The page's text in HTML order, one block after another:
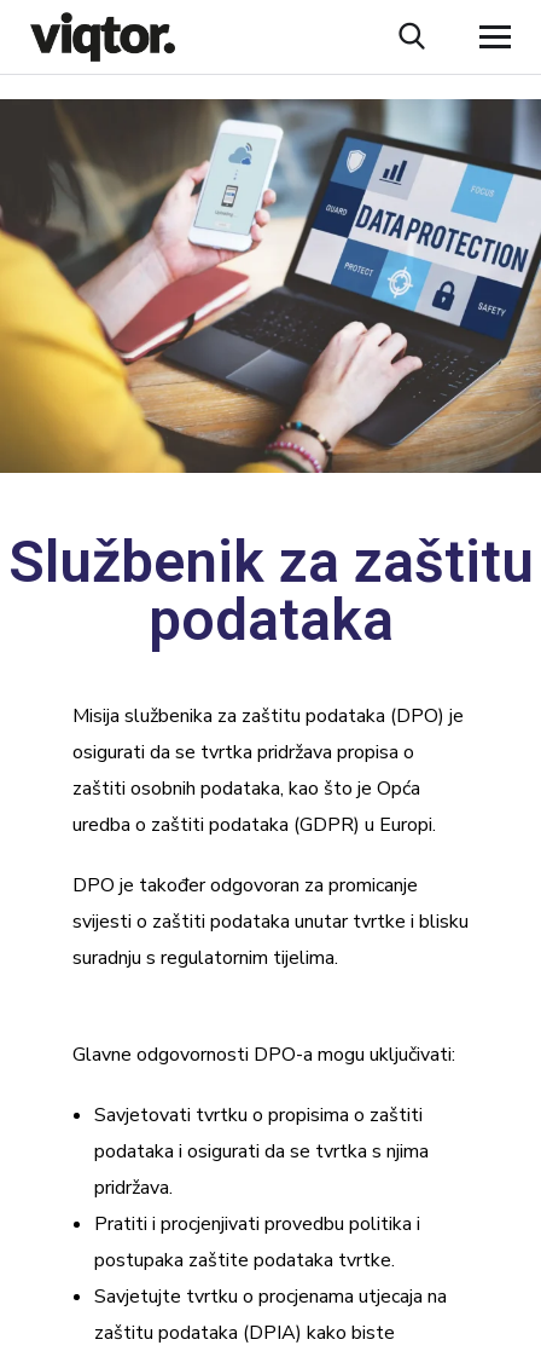
Službenik za zaštitu
podataka
Misija službenika za zaštitu podataka (DPO) je
osigurati da se tvrtka pridržava propisa o
zaštiti osobnih podataka, kao što je Opća
uredba o zaštiti podataka (GDPR) u Europi.
DPO je također odgovoran za promicanje
svijesti o zaštiti podataka unutar tvrtke i blisku
suradnju s regulatornim tijelima.
Glavne odgovornosti DPO-a mogu uključivati:
Savjetovati tvrtku o propisima o zaštiti
podataka i osigurati da se tvrtka s njima
pridržava.
Pratiti i procjenjivati provedbu politika i
postupaka zaštite podataka tvrtke.
Savjetujte tvrtku o procjenama utjecaja na
zaštitu podataka (DPIA) kako biste